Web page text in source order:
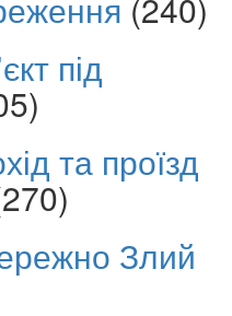
під
та проїзд
Злий